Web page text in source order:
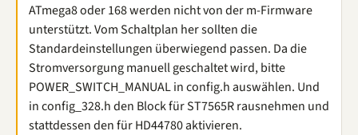
ATmega8 oder 168 werden nicht von der m-Firmware
unterstützt. Vom Schaltplan her sollten die
Standardeinstellungen überwiegend passen. Da die
Stromversorgung manuell geschaltet wird, bitte
POWER_SWITCH_MANUAL in config.h auswählen. Und
in config_328.h den Block für ST7565R rausnehmen und
stattdessen den für HD44780 aktivieren.